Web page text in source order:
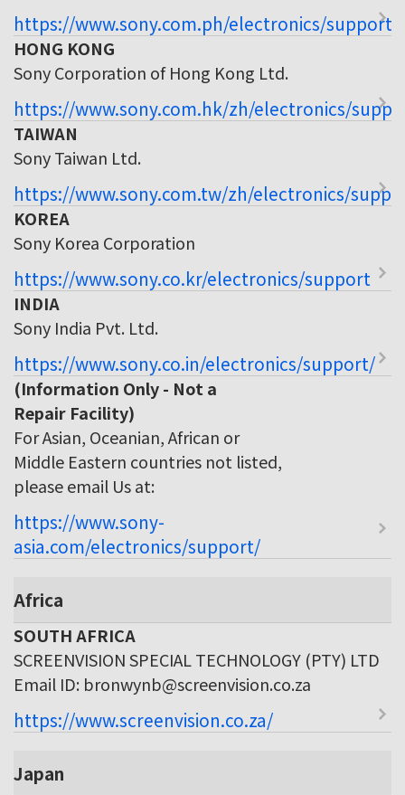
https://www.sony.com.ph/electronics/support
HONG KONG
Sony Corporation of Hong Kong Ltd.
https://www.sony.com.hk/zh/electronics/
TAIWAN
Sony Taiwan Ltd.
https://www.sony.com.tw/zh/electronics/
KOREA
Sony Korea Corporation
https://www.sony.co.kr/electronics/support
INDIA
Sony India Pvt. Ltd.
https://www.sony.co.in/electronics/support/
(Information Only - Not a
Repair Facility)
For Asian, Oceanian, African or
Middle Eastern countries not listed,
please email Us at:
https://www.sony-
asia.com/electronics/support/
Africa
SOUTH AFRICA
SCREENVISION SPECIAL TECHNOLOGY (PTY) LTD
Email ID: bronwynb@screenvision.co.za
https://www.screenvision.co.za/
Japan